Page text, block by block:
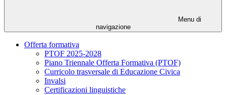
Menu di
navigazione
Offerta formativa
PTOF 2025-2028
Piano Triennale Offerta Formativa (PTOF)
Curricolo trasversale di Educazione Civica
Invalsi
Certificazioni linguistiche